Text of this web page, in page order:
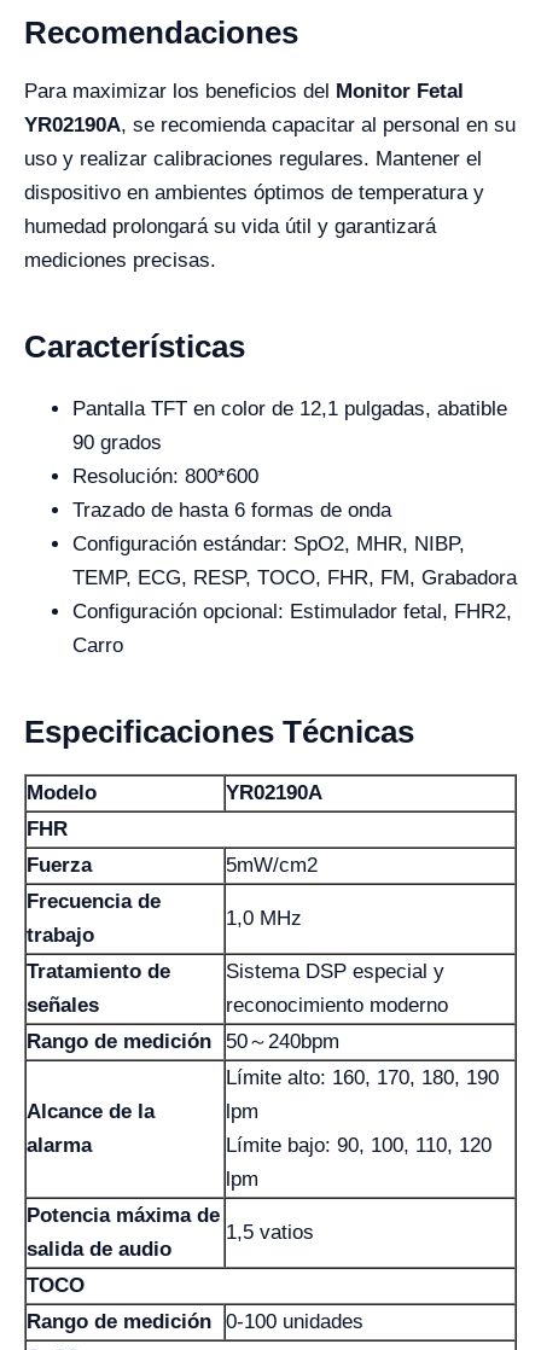
Recomendaciones
Para maximizar los beneficios del Monitor Fetal
YR02190A, se recomienda capacitar al personal en su
uso y realizar calibraciones regulares. Mantener el
dispositivo en ambientes óptimos de temperatura y
humedad prolongará su vida útil y garantizará
mediciones precisas.
Características
Pantalla TFT en color de 12,1 pulgadas, abatible
90 grados
Resolución: 800*600
Trazado de hasta 6 formas de onda
Configuración estándar: SpO2, MHR, NIBP,
TEMP, ECG, RESP, TOCO, FHR, FM, Grabadora
Configuración opcional: Estimulador fetal, FHR2,
Carro
Especificaciones Técnicas
Modelo
YR02190A
FHR
Fuerza
5mW/cm2
Frecuencia de
trabajo
1,0 MHz
Tratamiento de
señales
Sistema DSP especial y
reconocimiento moderno
Rango de medición
50～240bpm
Alcance de la
alarma
Límite alto: 160, 170, 180, 190
lpm
Límite bajo: 90, 100, 110, 120
lpm
Potencia máxima de
salida de audio
1,5 vatios
TOCO
Rango de medición
0-100 unidades